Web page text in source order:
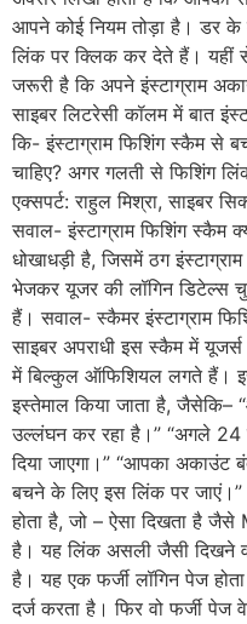
आपने कोई नियम तोड़ा है। डर
लिंक पर क्लिक कर देते हैं। यहीं
जरूरी है कि अपने इंस्टाग्राम
साइबर लिटरेसी कॉलम में बात
कि- इंस्टाग्राम फिशिंग स्कैम से
चाहिए? अगर गलती से फिशिंग
एक्सपर्ट: राहुल मिश्रा, साइबर
सवाल- इंस्टाग्राम फिशिंग स्कैम
धोखाधड़ी है, जिसमें ठग
भेजकर यूजर की लॉगिन डिटेल्स
हैं। सवाल- स्कैमर इंस्टाग्राम
साइबर अपराधी इस स्कैम में
में बिल्कुल ऑफिशियल लगते हैं।
इस्तेमाल किया जाता है, जैसेकि–
उल्लंघन कर रहा है।” “अगले 24
दिया जाएगा।” “आपका अकाउंट
बचने के लिए इस लिंक पर
होता है, जो – ऐसा दिखता है
है। यह लिंक असली जैसी दिखने
है। यह एक फर्जी लॉगिन पेज
दर्ज करता है। फिर वो फर्जी पेज